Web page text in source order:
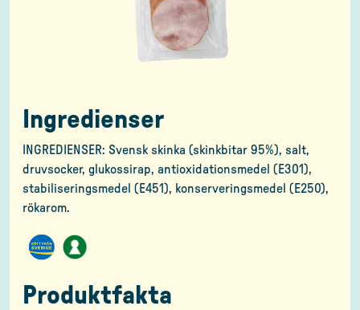
Ingredienser
INGREDIENSER: Svensk skinka (skinkbitar 95%), salt,
druvsocker, glukossirap, antioxidationsmedel (E301),
stabiliseringsmedel (E451), konserveringsmedel (E250),
rökarom.
Produktfakta